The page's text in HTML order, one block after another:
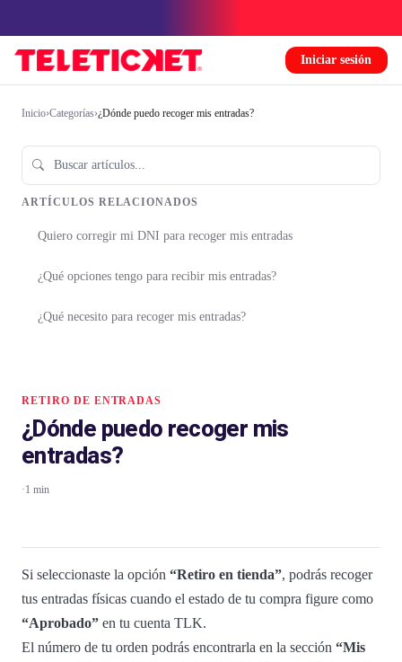
Iniciar sesión
Inicio›Categorías›¿Dónde puedo recoger mis entradas?
ARTÍCULOS RELACIONADOS
Quiero corregir mi DNI para recoger mis entradas
¿Qué opciones tengo para recibir mis entradas?
¿Qué necesito para recoger mis entradas?
RETIRO DE ENTRADAS
¿Dónde puedo recoger mis
entradas?
·1 min
Si seleccionaste la opción “Retiro en tienda”, podrás recoger
tus entradas físicas cuando el estado de tu compra figure como
“Aprobado” en tu cuenta TLK.
El número de tu orden podrás encontrarla en la sección “Mis